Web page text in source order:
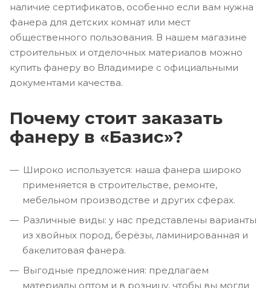
наличие сертификатов, особенно если вам нужна
фанера для детских комнат или мест
общественного пользования. В нашем магазине
строительных и отделочных материалов можно
купить фанеру во Владимире с официальными
документами качества.
Почему стоит заказать
фанеру в «Базис»?
Широко используется: наша фанера широко
применяется в строительстве, ремонте,
мебельном производстве и других сферах.
Различные виды: у нас представлены варианты
из хвойных пород, берёзы, ламинированная и
бакелитовая фанера.
Выгодные предложения: предлагаем
материалы оптом и в розницу, чтобы вы могли